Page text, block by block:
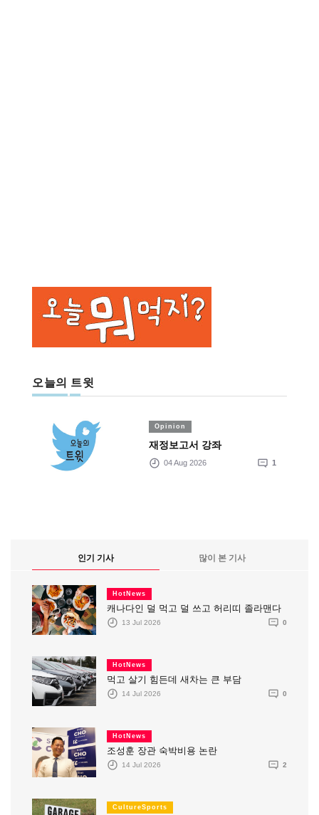
오늘의 트윗
Opinion
재정보고서 강좌
04 Aug 2026 1
인기 기사 많이 본 기사
HotNews
캐나다인 덜 먹고 덜 쓰고 허리띠 졸라맨다
13 Jul 2026 0
HotNews
먹고 살기 힘든데 새차는 큰 부담
14 Jul 2026 0
HotNews
조성훈 장관 숙박비용 논란
14 Jul 2026 2
CultureSports